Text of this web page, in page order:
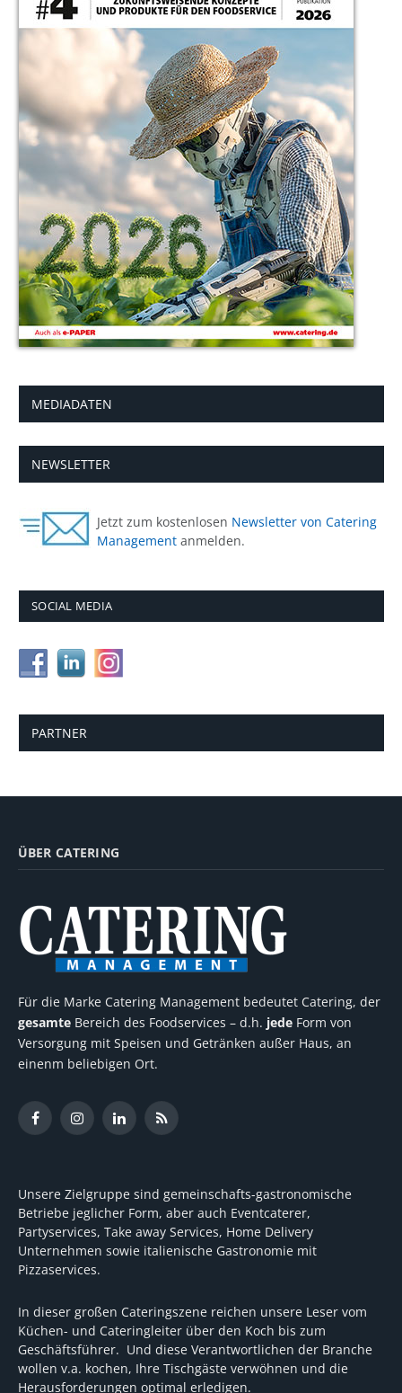
MEDIADATEN
NEWSLETTER
Jetzt zum kostenlosen Newsletter von Catering
Management anmelden.
SOCIAL MEDIA
PARTNER
ÜBER CATERING
Für die Marke Catering Management bedeutet Catering, der
gesamte Bereich des Foodservices – d.h. jede Form von
Versorgung mit Speisen und Getränken außer Haus, an
einenm beliebigen Ort.
FacebookInstagramLinkedInRSS
Unsere Zielgruppe sind gemeinschafts-gastronomische
Betriebe jeglicher Form, aber auch Eventcaterer,
Partyservices, Take away Services, Home Delivery
Unternehmen sowie italienische Gastronomie mit
Pizzaservices.
In dieser großen Cateringszene reichen unsere Leser vom
Küchen- und Cateringleiter über den Koch bis zum
Geschäftsführer. Und diese Verantwortlichen der Branche
wollen v.a. kochen, Ihre Tischgäste verwöhnen und die
Herausforderungen optimal erledigen.